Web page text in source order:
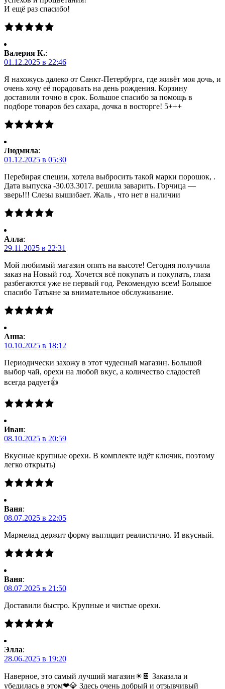
И ещё раз спасибо!
Валерия К.:
01.12.2025 в 22:46
Я нахожусь далеко от Санкт-Петербурга, где живёт моя дочь, и
очень хочу её порадовать на день рождения. Корзину
доставили точно в срок. Большое спасибо за помощь в
подборе товаров без сахара, дочка в восторге! 5+++
Людмила:
01.12.2025 в 05:30
Перебирая специи, хотела выбросить такой марки порошок, .
Дата выпуска -30.03.3017. решила заварить. Горчица —
зверь!!! Слезы вышибает. Жаль , что нет в наличии
Алла:
29.11.2025 в 22:31
Мой любимый магазин опять на высоте! Сегодня получила
заказ на Новый год. Хочется всё покупать и покупать, глаза
разбегаются уже не первый год. Рекомендую всем! Большое
спасибо Татьяне за внимательное обслуживание.
Анна:
10.10.2025 в 18:12
Периодически захожу в этот чудесный магазин. Большой
выбор чай, орехи на любой вкус, а количество сладостей
всегда радует👍
Иван:
08.10.2025 в 20:59
Вкусные крупные орехи. В комплекте идёт ключик, поэтому
легко открыть)
Ваня:
08.07.2025 в 22:05
Мармелад держит форму выглядит реалистично. И вкусный.
Ваня:
08.07.2025 в 21:50
Доставили быстро. Крупные и чистые орехи.
Элла:
28.06.2025 в 19:20
Наверное, это самый лучший магазин☀🍫 Заказала и
убедилась в этом❤💎 Здесь очень добрый и отзывчивый